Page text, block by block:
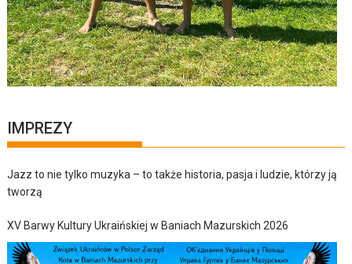
IMPREZY
Jazz to nie tylko muzyka – to także historia, pasja i ludzie, którzy ją
tworzą
XV Barwy Kultury Ukraińskiej w Baniach Mazurskich 2026